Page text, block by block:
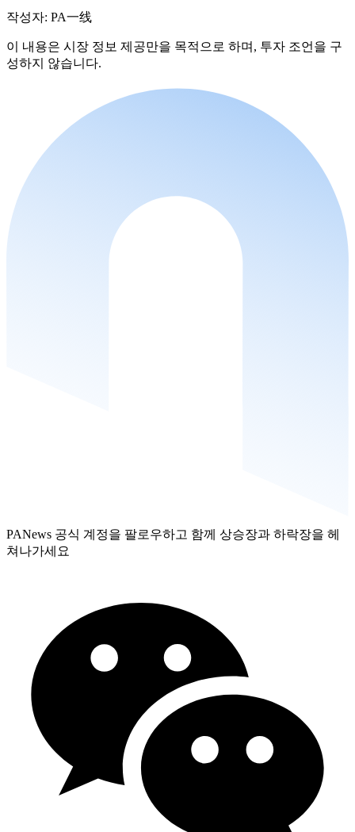
작성자: PA一线
이 내용은 시장 정보 제공만을 목적으로 하며, 투자 조언을 구
성하지 않습니다.
PANews 공식 계정을 팔로우하고 함께 상승장과 하락장을 헤
쳐나가세요